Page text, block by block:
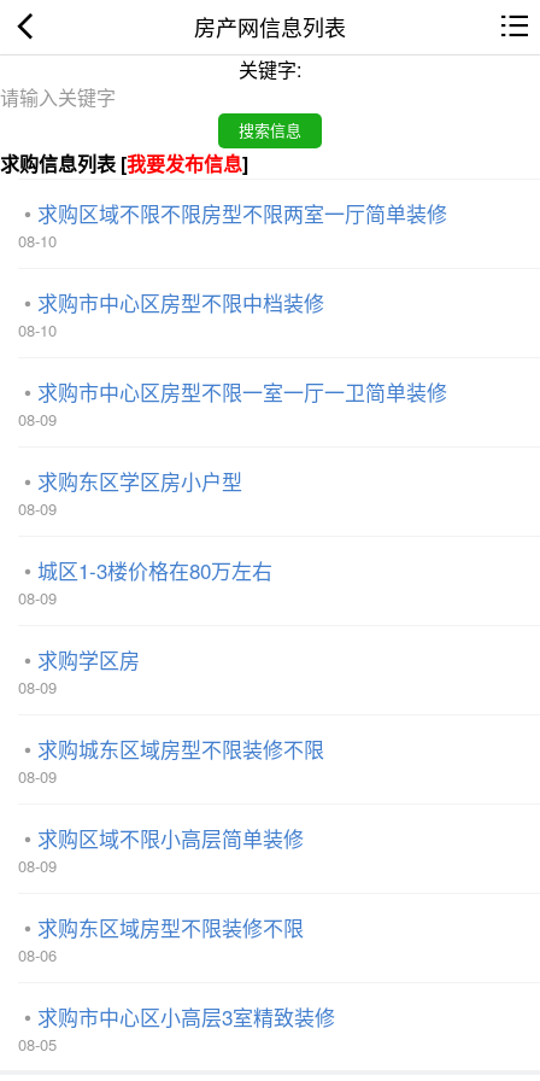
房产网信息列表
关键字:
求购信息列表 [我要发布信息]
求购区域不限不限房型不限两室一厅简单装修
08-10
求购市中心区房型不限中档装修
08-10
求购市中心区房型不限一室一厅一卫简单装修
08-09
求购东区学区房小户型
08-09
城区1-3楼价格在80万左右
08-09
求购学区房
08-09
求购城东区域房型不限装修不限
08-09
求购区域不限小高层简单装修
08-09
求购东区域房型不限装修不限
08-06
求购市中心区小高层3室精致装修
08-05